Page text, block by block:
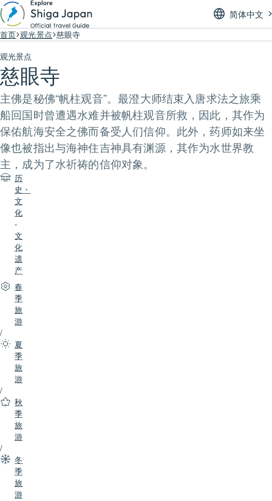
简体中文
首页 观光景点 慈眼寺
观光景点
慈眼寺
主佛是秘佛“帆柱观音”。最澄大师结束入唐求法之旅乘
船回国时曾遭遇水难并被帆柱观音所救，因此，其作为
保佑航海安全之佛而备受人们信仰。此外，药师如来坐
像也被指出与海神住吉神具有渊源，其作为水世界教
主，成为了水祈祷的信仰对象。
历
史・
文
化
-
文
化
遗
产
春
季
旅
游
/
夏
季
旅
游
/
秋
季
旅
游
/
冬
季
旅
游